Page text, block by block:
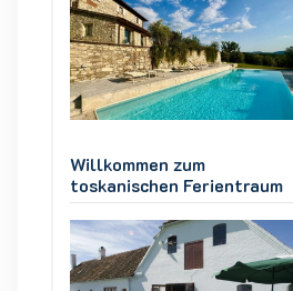
Willkommen zum
toskanischen Ferientraum